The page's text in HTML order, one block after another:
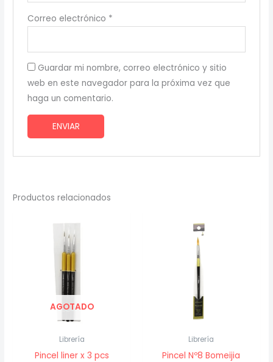
Correo electrónico *
Guardar mi nombre, correo electrónico y sitio
web en este navegador para la próxima vez que
haga un comentario.
Productos relacionados
AGOTADO
Librería
Pincel liner x 3 pcs
Librería
Pincel Nº8 Bomeijia